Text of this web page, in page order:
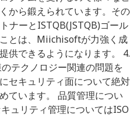
から鍛えられています。その
ナーとISTQB(JSTQB)ゴール
とは、Miichisoftが力強く成
供できるようになります。 4.
テクノロジー関連の問題を
セキュリティ面について絶対
ています。 品質管理につい
ュリティ管理についてはISO